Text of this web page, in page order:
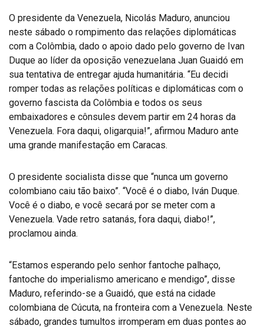
O presidente da Venezuela, Nicolás Maduro, anunciou
neste sábado o rompimento das relações diplomáticas
com a Colômbia, dado o apoio dado pelo governo de Ivan
Duque ao líder da oposição venezuelana Juan Guaidó em
sua tentativa de entregar ajuda humanitária. “Eu decidi
romper todas as relações políticas e diplomáticas com o
governo fascista da Colômbia e todos os seus
embaixadores e cônsules devem partir em 24 horas da
Venezuela. Fora daqui, oligarquia!”, afirmou Maduro ante
uma grande manifestação em Caracas.
O presidente socialista disse que “nunca um governo
colombiano caiu tão baixo”. “Você é o diabo, Iván Duque.
Você é o diabo, e você secará por se meter com a
Venezuela. Vade retro satanás, fora daqui, diabo!”,
proclamou ainda.
“Estamos esperando pelo senhor fantoche palhaço,
fantoche do imperialismo americano e mendigo”, disse
Maduro, referindo-se a Guaidó, que está na cidade
colombiana de Cúcuta, na fronteira com a Venezuela. Neste
sábado, grandes tumultos irromperam em duas pontes ao